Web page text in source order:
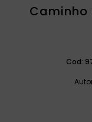
Cod: